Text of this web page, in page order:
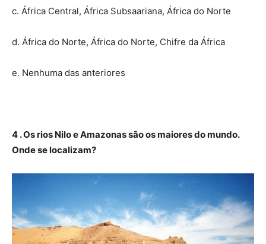
c. África Central, África Subsaariana, África do Norte
d. África do Norte, África do Norte, Chifre da África
e. Nenhuma das anteriores
4 . Os rios Nilo e Amazonas são os maiores do mundo.
Onde se localizam?